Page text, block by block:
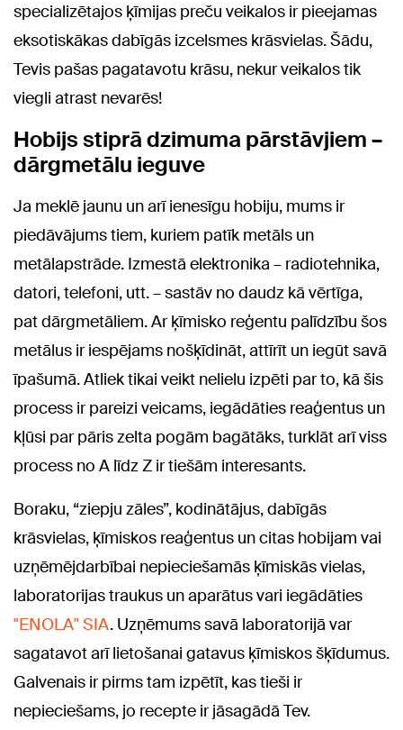
specializētajos ķīmijas preču veikalos ir pieejamas
eksotiskākas dabīgās izcelsmes krāsvielas. Šādu,
Tevis pašas pagatavotu krāsu, nekur veikalos tik
viegli atrast nevarēs!
Hobijs stiprā dzimuma pārstāvjiem –
dārgmetālu ieguve
Ja meklē jaunu un arī ienesīgu hobiju, mums ir
piedāvājums tiem, kuriem patīk metāls un
metālapstrāde. Izmestā elektronika – radiotehnika,
datori, telefoni, utt. – sastāv no daudz kā vērtīga,
pat dārgmetāliem. Ar ķīmisko reģentu palīdzību šos
metālus ir iespējams nošķīdināt, attīrīt un iegūt savā
īpašumā. Atliek tikai veikt nelielu izpēti par to, kā šis
process ir pareizi veicams, iegādāties reaģentus un
kļūsi par pāris zelta pogām bagātāks, turklāt arī viss
process no A līdz Z ir tiešām interesants.
Boraku, “ziepju zāles”, kodinātājus, dabīgās
krāsvielas, ķīmiskos reaģentus un citas hobijam vai
uzņēmējdarbībai nepieciešamās ķīmiskās vielas,
laboratorijas traukus un aparātus vari iegādāties
"ENOLA" SIA. Uzņēmums savā laboratorijā var
sagatavot arī lietošanai gatavus ķīmiskos šķīdumus.
Galvenais ir pirms tam izpētīt, kas tieši ir
nepieciešams, jo recepte ir jāsagādā Tev.